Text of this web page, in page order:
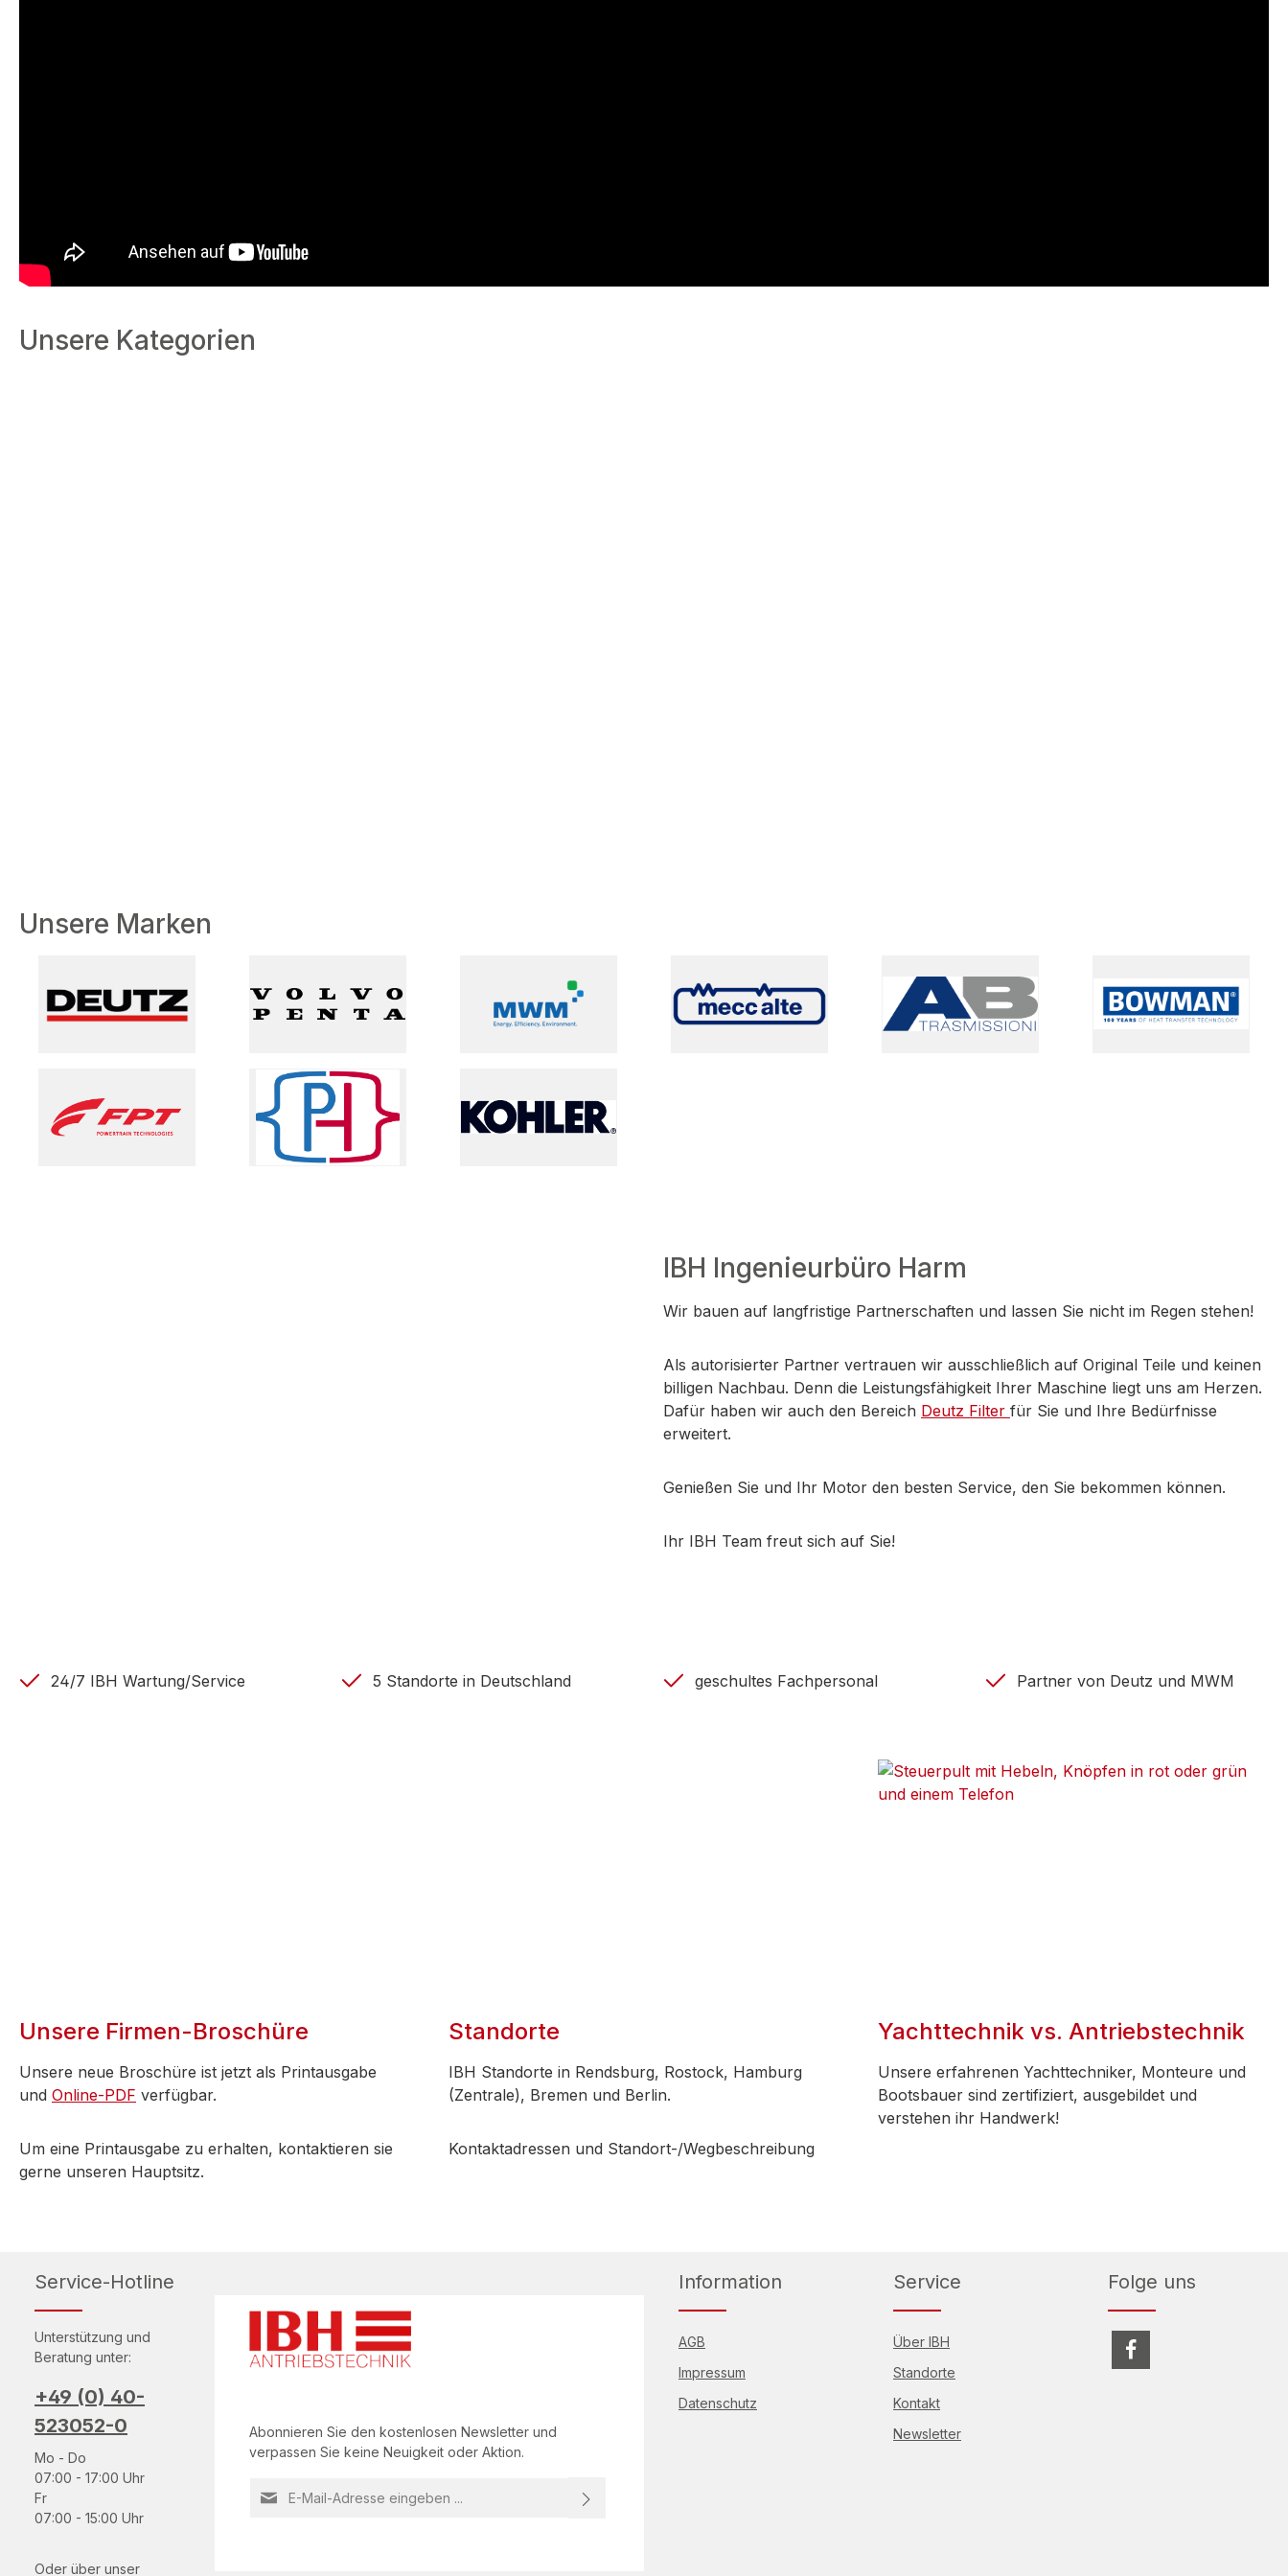
Unsere Kategorien
Unsere Marken
IBH Ingenieurbüro Harm
Wir bauen auf langfristige Partnerschaften und lassen Sie nicht im Regen stehen!
Als autorisierter Partner vertrauen wir ausschließlich auf Original Teile und keinen
billigen Nachbau. Denn die Leistungsfähigkeit Ihrer Maschine liegt uns am Herzen.
Dafür haben wir auch den Bereich Deutz Filter für Sie und Ihre Bedürfnisse
erweitert.
Genießen Sie und Ihr Motor den besten Service, den Sie bekommen können.
Ihr IBH Team freut sich auf Sie!
24/7 IBH Wartung/Service 5 Standorte in Deutschland geschultes Fachpersonal Partner von Deutz und MWM
Unsere Firmen-Broschüre
Unsere neue Broschüre ist jetzt als Printausgabe
und Online-PDF verfügbar.
Um eine Printausgabe zu erhalten, kontaktieren sie
gerne unseren Hauptsitz.
Standorte
IBH Standorte in Rendsburg, Rostock, Hamburg
(Zentrale), Bremen und Berlin.
Kontaktadressen und Standort-/Wegbeschreibung
Yachttechnik vs. Antriebstechnik
Unsere erfahrenen Yachttechniker, Monteure und
Bootsbauer sind zertifiziert, ausgebildet und
verstehen ihr Handwerk!
Service-Hotline
Unterstützung und
Beratung unter:
+49 (0) 40-
523052-0
Mo - Do
07:00 - 17:00 Uhr
Fr
07:00 - 15:00 Uhr
Oder über unser
Abonnieren Sie den kostenlosen Newsletter und
verpassen Sie keine Neuigkeit oder Aktion.
Information
AGB
Impressum
Datenschutz
Service
Über IBH
Standorte
Kontakt
Newsletter
Folge uns